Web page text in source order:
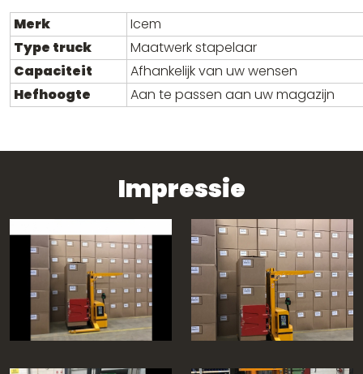
Merk
Icem
Type truck
Maatwerk stapelaar
Capaciteit
Afhankelijk van uw wensen
Hefhoogte
Aan te passen aan uw magazijn
Impressie